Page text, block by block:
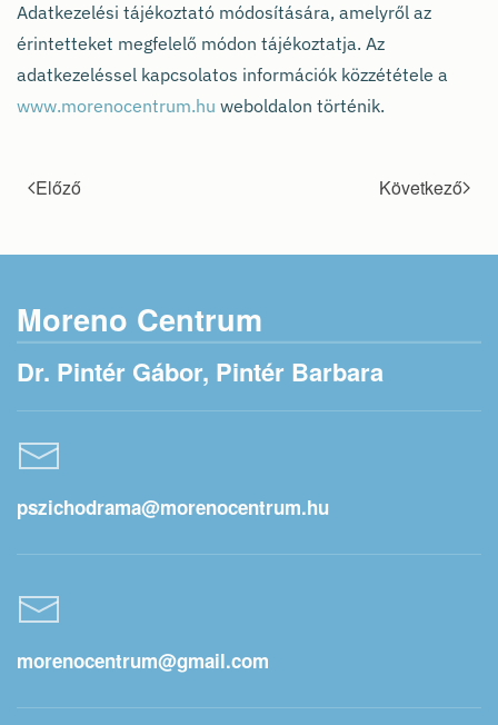
Adatkezelési tájékoztató módosítására, amelyről az
érintetteket megfelelő módon tájékoztatja. Az
adatkezeléssel kapcsolatos információk közzététele a
www.morenocentrum.hu weboldalon történik.
Előző Következő
Moreno Centrum
Dr. Pintér Gábor, Pintér Barbara
pszichodrama@morenocentrum.hu
morenocentrum@gmail.com